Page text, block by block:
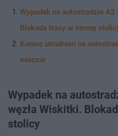
Wypadek na autostradzie
Blokada trasy w stronę
Koniec utrudnień na
wieczór
Wypadek na
węzła Wiskitki.
stolicy